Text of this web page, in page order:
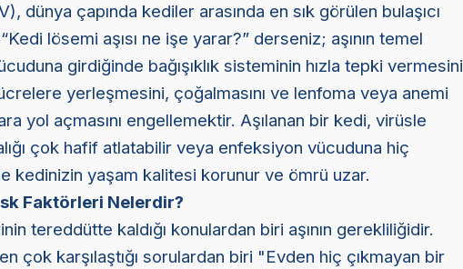
dünya çapında kediler arasında en sık görülen bulaşıcı
lösemi aşısı ne işe yarar?” derseniz; aşının temel
girdiğinde bağışıklık sisteminin hızla tepki vermesini
yerleşmesini, çoğalmasını ve lenfoma veya anemi
yol açmasını engellemektir. Aşılanan bir kedi, virüsle
çok hafif atlatabilir veya enfeksiyon vücuduna hiç
kedinizin yaşam kalitesi korunur ve ömrü uzar.
Faktörleri Nelerdir?
tereddütte kaldığı konulardan biri aşının gerekliliğidir.
çok karşılaştığı sorulardan biri "Evden hiç çıkmayan bir